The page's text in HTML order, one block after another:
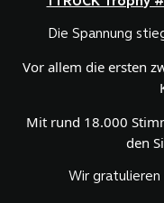
Die Spannung
Vor allem die ersten
Mit rund 18.000
den
Wir gratulieren